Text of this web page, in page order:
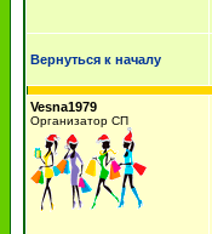
Вернуться к началу
Vesna1979
Организатор СП